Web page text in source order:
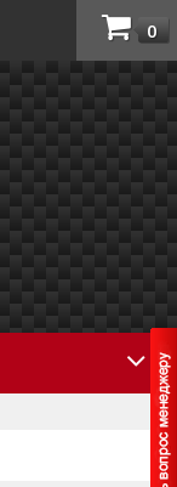
0